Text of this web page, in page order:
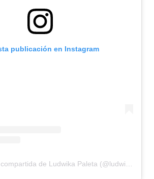
publicación en Instagram